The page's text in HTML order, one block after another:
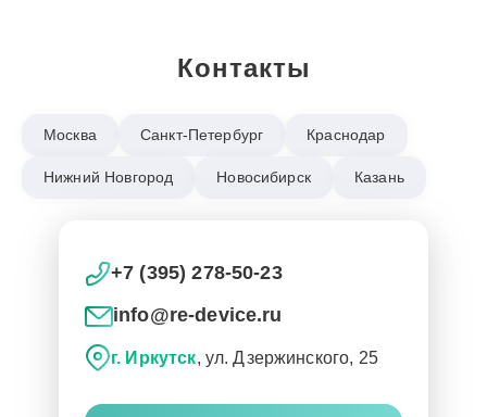
Контакты
Москва Санкт-Петербург Краснодар
Нижний Новгород Новосибирск Казань
+7 (395) 278-50-23
info@re-device.ru
г. Иркутск, ул. Дзержинского, 25